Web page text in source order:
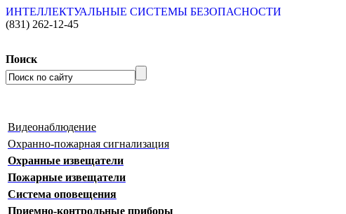
ИНТЕЛЛЕКТУАЛЬНЫЕ СИСТЕМЫ БЕЗОПАСНОСТИ
(831) 262-12-45
Поиск
Видеонаблюдение
Охранно-пожарная сигнализация
Охранные извещатели
Пожарные извещатели
Система оповещения
Приемно-контрольные приборы